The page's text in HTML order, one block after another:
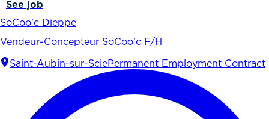
See job
SoCoo'c Dieppe
Vendeur-Concepteur SoCoo'c F/H
Saint-Aubin-sur-SciePermanent Employment Contract